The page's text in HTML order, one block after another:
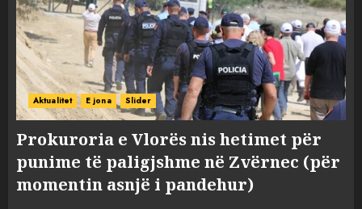
Aktualitet E jona Slider
Prokuroria e Vlorës nis hetimet për
punime të paligjshme në Zvërnec (për
momentin asnjë i pandehur)